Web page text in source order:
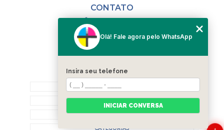
CONTATO
(11) 98994-1867
(11) 98993-9556
togsm1@gmail.com
MENU
HOME
CONTATO
CATEGORIAS
Olá! Fale agora pelo WhatsApp
Insira seu telefone
INICIAR CONVERSA